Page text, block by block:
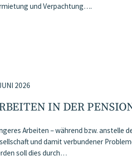
und Verpachtung….
2026
IN DER
Arbeiten – während bzw. anstelle
und damit verbundener
soll dies durch…